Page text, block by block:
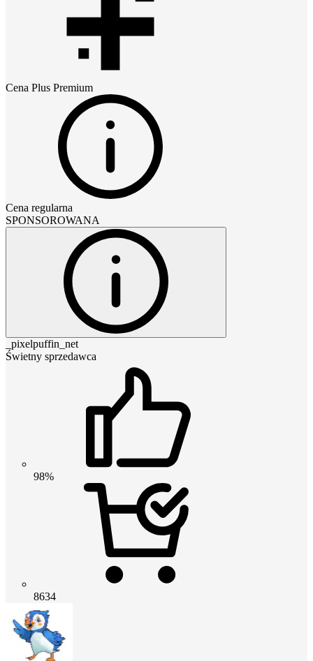
Cena Plus Premium
Cena regularna
SPONSOROWANA
_pixelpuffin_net
Świetny sprzedawca
98%
8634